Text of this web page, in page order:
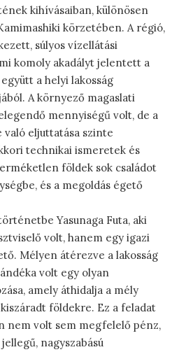
kihívásaiban, különösen
körzetében. A régió,
súlyos vízellátási
komoly akadályt jelentett a
a helyi lakosság
A környező magaslati
mennyiségű volt, de a
eljuttatása szinte
technikai ismeretek és
földek sok családot
és a megoldás égető
Yasunaga Futa, aki
volt, hanem egy igazi
Mélyen átérezve a lakosság
volt egy olyan
amely áthidalja a mély
földekre. Ez a feladat
nem volt sem megfelelő pénz,
nagyszabású